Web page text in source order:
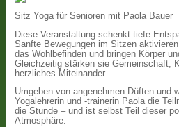
Sitz Yoga für Senioren mit Paola Bauer
Diese Veranstaltung schenkt tiefe
Sanfte Bewegungen im Sitzen
das Wohlbefinden und bringen Körper
Gleichzeitig stärken sie Gemeinschaft,
herzliches Miteinander.
Umgeben von angenehmen Düften und
Yogalehrerin und -trainerin Paola die
die Stunde – und ist selbst Teil dieser
Atmosphäre.